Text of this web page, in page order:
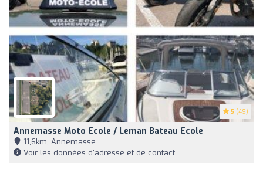
5 (49)
Annemasse Moto Ecole / Leman Bateau Ecole
11,6km, Annemasse
Voir les données d'adresse et de contact